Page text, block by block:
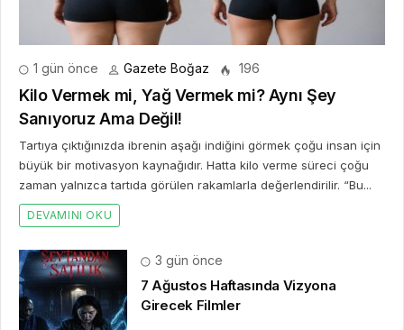
1 gün önce Gazete Boğaz 196
Kilo Vermek mi, Yağ Vermek mi? Aynı Şey
Sanıyoruz Ama Değil!
Tartıya çıktığınızda ibrenin aşağı indiğini görmek çoğu insan için
büyük bir motivasyon kaynağıdır. Hatta kilo verme süreci çoğu
zaman yalnızca tartıda görülen rakamlarla değerlendirilir. “Bu...
DEVAMINI OKU
3 gün önce
7 Ağustos Haftasında Vizyona
Girecek Filmler